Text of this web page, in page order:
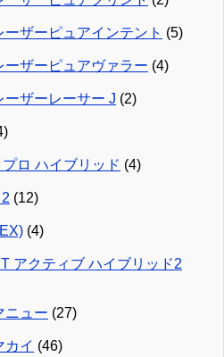
ザーピュアインテント (5)
ーザーピュアヴァラー (4)
ーザーレーサー J (2)
ロ ハイブリッド (4)
(12)
(4)
アクティブ ハイブリッド2
ニュー (27)
カイ (46)